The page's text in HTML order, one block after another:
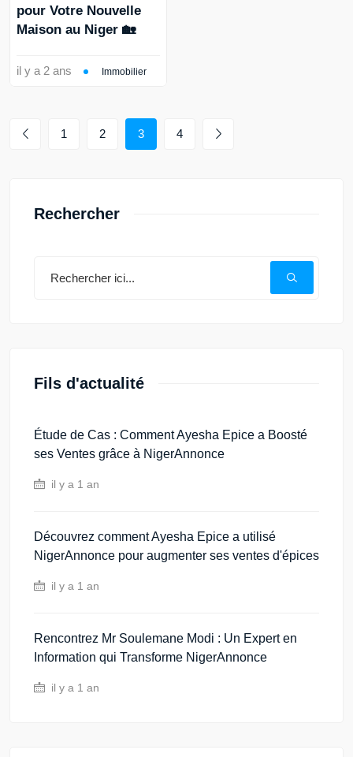
pour Votre Nouvelle
Maison au Niger 🏡
il y a 2 ans Immobilier
1 2 3 4
Rechercher
Fils d'actualité
Étude de Cas : Comment Ayesha Epice a Boosté
ses Ventes grâce à NigerAnnonce
il y a 1 an
Découvrez comment Ayesha Epice a utilisé
NigerAnnonce pour augmenter ses ventes d'épices
il y a 1 an
Rencontrez Mr Soulemane Modi : Un Expert en
Information qui Transforme NigerAnnonce
il y a 1 an